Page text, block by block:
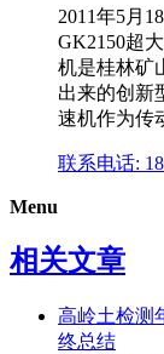
2011年5月
GK2150超
机是桂林矿
出来的创新
速机作为传
联系电话:
Menu
相关文章
高岭土检测
终总结